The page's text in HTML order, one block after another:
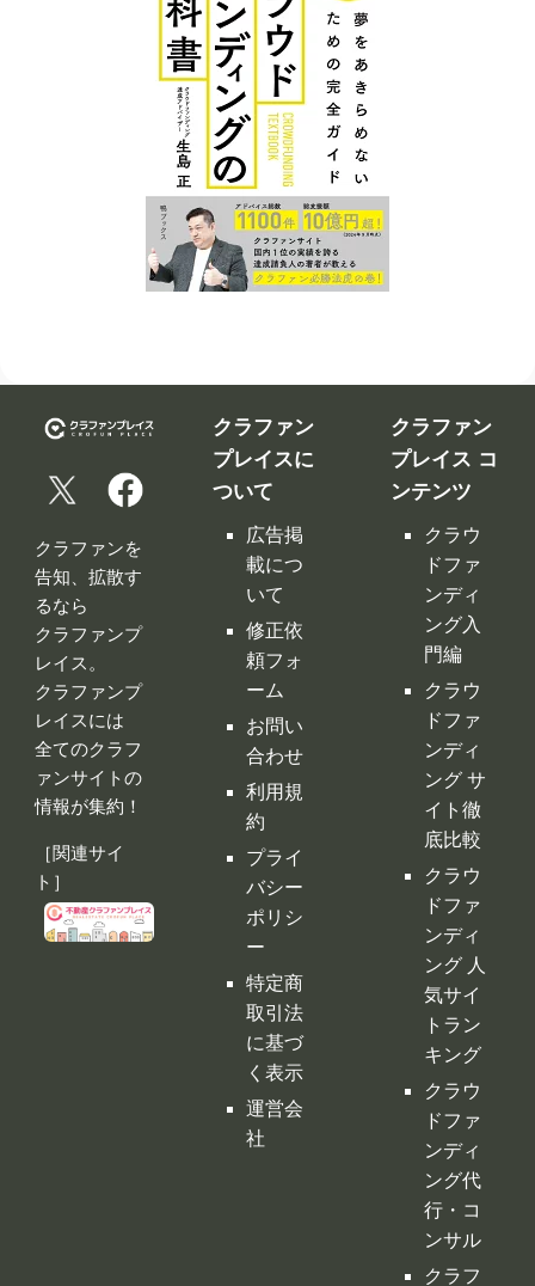
告知、拡散す
クラファンプ
クラファンプ
全てのクラフ
ァンサイトの
情報が集約！
［関連サイ
ト］
クラファン
プレイスに
ついて
修正依
頼フォ
ーム
お問い
合わせ
利用規
約
プライ
バシー
ポリシ
ー
特定商
取引法
に基づ
く表示
運営会
社
ング入
門編
クラウ
ドファ
ンディ
ング サ
イト徹
底比較
クラウ
ドファ
ンディ
ング 人
気サイ
トラン
クラウ
ドファ
ンディ
ング代
行・コ
ンサル
クラフ
ァンサ
イトの
デメリ
ット
クラウ
ドファ